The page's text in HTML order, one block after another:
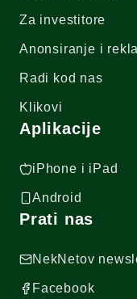
Za investitore
Anonsiranje i
Radi kod nas
Klikovi
Aplikacije
iPhone i iPad
Android
Prati nas
NekNetov
Facebook